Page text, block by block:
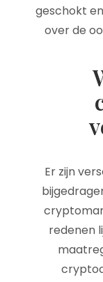
geschokt
over de
Er zijn
redenen